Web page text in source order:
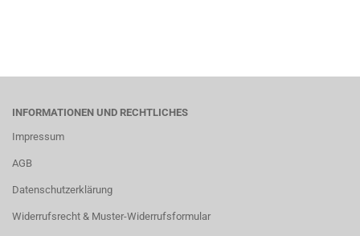
INFORMATIONEN UND RECHTLICHES
Impressum
AGB
Datenschutzerklärung
Widerrufsrecht & Muster-Widerrufsformular